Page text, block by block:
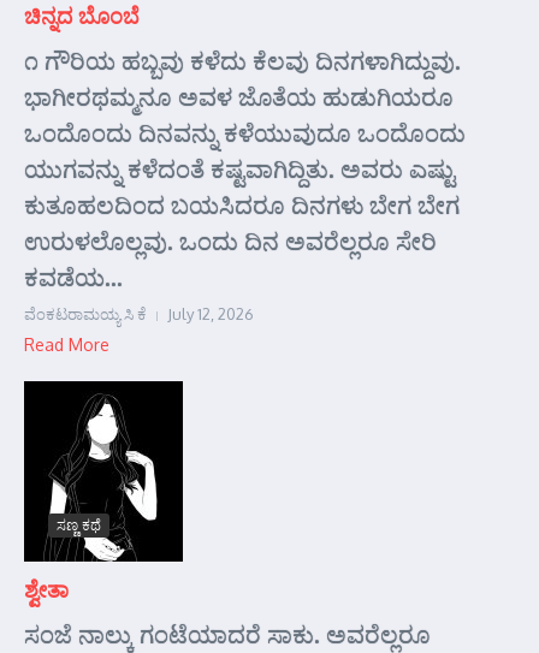
ಚಿನ್ನದ ಬೊಂಬೆ
೧ ಗೌರಿಯ ಹಬ್ಬವು ಕಳೆದು ಕೆಲವು ದಿನಗಳಾಗಿದ್ದುವು.
ಭಾಗೀರಥಮ್ಮನೂ ಅವಳ ಜೊತೆಯ ಹುಡುಗಿಯರೂ
ಒಂದೊಂದು ದಿನವನ್ನು ಕಳೆಯುವುದೂ ಒಂದೊಂದು
ಯುಗವನ್ನು ಕಳೆದಂತೆ ಕಷ್ಟವಾಗಿದ್ದಿತು. ಅವರು ಎಷ್ಟು
ಕುತೂಹಲದಿಂದ ಬಯಸಿದರೂ ದಿನಗಳು ಬೇಗ ಬೇಗ
ಉರುಳಲೊಲ್ಲವು. ಒಂದು ದಿನ ಅವರೆಲ್ಲರೂ ಸೇರಿ
ಕವಡೆಯ...
ವೆಂಕಟರಾಮಯ್ಯ ಸಿ ಕೆ July 12, 2026
Read More
ಸಣ್ಣ ಕಥೆ
ಶ್ವೇತಾ
ಸಂಜೆ ನಾಲ್ಕು ಗಂಟೆಯಾದರೆ ಸಾಕು. ಅವರೆಲ್ಲರೂ